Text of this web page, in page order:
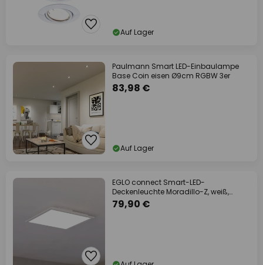
Auf Lager
Paulmann Smart LED-Einbaulampe
Base Coin eisen Ø9cm RGBW 3er
83,98 €
Auf Lager
EGLO connect Smart-LED-
Deckenleuchte Moradillo-Z, weiß,
39cm
79,90 €